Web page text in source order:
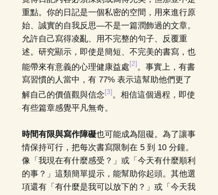
重點。你的日記是一個私密的空間，用來進行原
始、誠實的自我反思—不是一篇潤飾過的文章。
允許自己寫得凌亂、用不完整的句子、反覆重
述。研究顯示，即使是簡短、不完美的書寫，也
能帶來有意義的心理健康益處[2] 。事實上，有書
寫習慣的人當中，有 77% 表示這幫助他們更了
解自己的價值觀與信念[3]。相信這個過程，即使
有些篇章感覺平凡無奇。
時間有限與寫作障礙也可能成為阻礙。為了讓事
情保持可行，把每次書寫限制在 5 到 10 分鐘。
像「我現在有什麼感受？」或「今天有什麼順利
的事？」這類簡單提示，能幫助你起頭。其他選
項還有「有什麼是我可以放下的？」或「今天我